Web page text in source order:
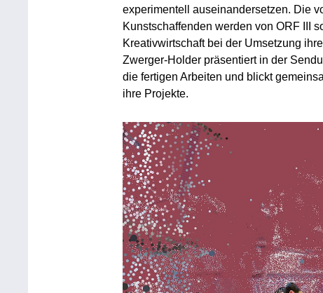
experimentell auseinandersetzen. Die
Kunstschaffenden werden von ORF III
Kreativwirtschaft bei der Umsetzung
Zwerger-Holder präsentiert in der
die fertigen Arbeiten und blickt
ihre Projekte.